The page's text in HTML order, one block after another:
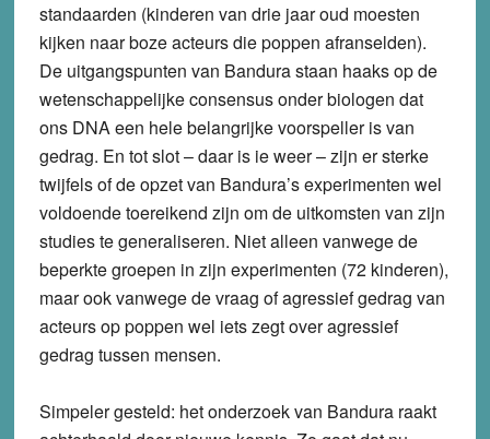
standaarden (kinderen van drie jaar oud moesten
kijken naar boze acteurs die poppen afranselden).
De uitgangspunten van Bandura staan haaks op de
wetenschappelijke consensus onder biologen dat
ons DNA een hele belangrijke voorspeller is van
gedrag. En tot slot – daar is ie weer – zijn er sterke
twijfels of de opzet van Bandura’s experimenten wel
voldoende toereikend zijn om de uitkomsten van zijn
studies te generaliseren. Niet alleen vanwege de
beperkte groepen in zijn experimenten (72 kinderen),
maar ook vanwege de vraag of agressief gedrag van
acteurs op poppen wel iets zegt over agressief
gedrag tussen mensen.
Simpeler gesteld: het onderzoek van Bandura raakt